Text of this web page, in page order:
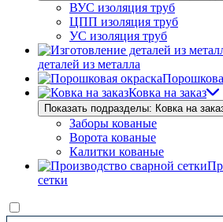
ВУС изоляция труб
ЦПП изоляция труб
УС изоляция труб
деталей из металла
Ковка на заказ
Показать подразделы: Ковка на
Заборы кованые
Ворота кованые
Калитки кованые
сетки